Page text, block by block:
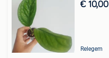
€ 10,00
Relegem